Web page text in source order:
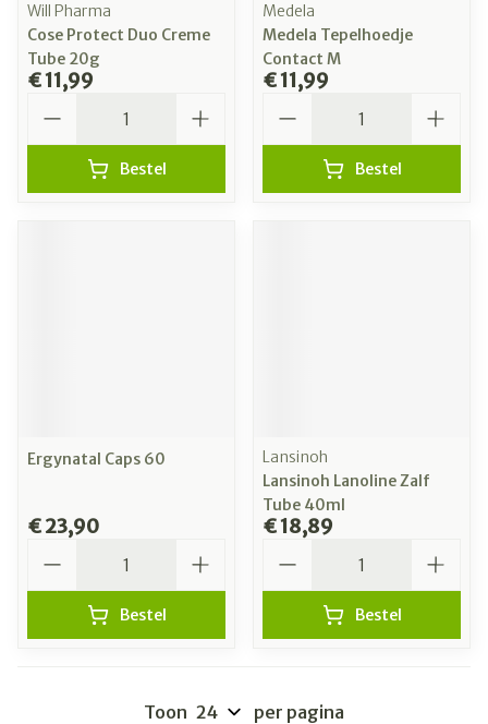
Will Pharma
Cose Protect Duo Creme
Tube 20g
€ 11,99
Bestel
Medela
Medela Tepelhoedje
Contact M
€ 11,99
Bestel
Ergynatal Caps 60
€ 23,90
Bestel
Lansinoh
Lansinoh Lanoline Zalf
Tube 40ml
€ 18,89
Bestel
Toon per pagina